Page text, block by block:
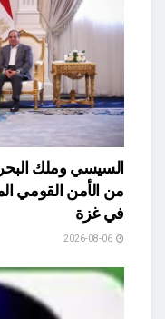
السيسي وملك
من الأمن القومي
في غزة